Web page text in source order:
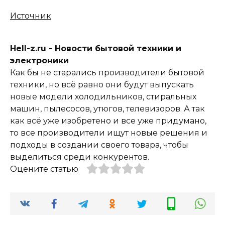
Источник
Hell-z.ru - Новости бытовой техники и
электроники
Как бы не старались производители бытовой
техники, но всё равно они будут выпускать
новые модели холодильников, стиральных
машин, пылесосов, утюгов, телевизоров. А так
как всё уже изобретено и все уже придумано,
то все производители ищут новые решения и
подходы в создании своего товара, чтобы
выделиться среди конкурентов.
Оцените статью